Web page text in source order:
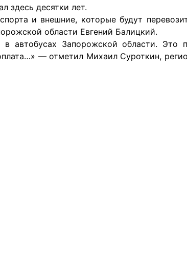
здесь десятки лет.
и внешние, которые будут
области Евгений Балицкий.
автобусах Запорожской области. Это
— отметил Михаил Суроткин,